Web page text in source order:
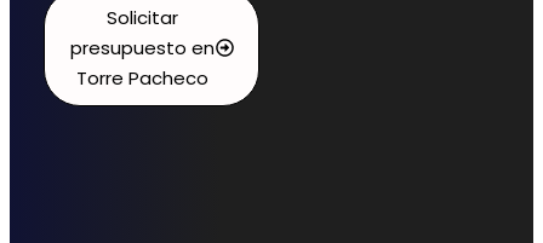
Solicitar
presupuesto en
Torre Pacheco